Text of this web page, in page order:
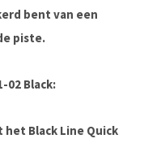
bent van een
piste.
02 Black:
Black Line Quick